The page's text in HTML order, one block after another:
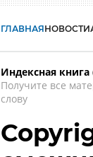
ГЛАВНАЯНОВОСТИ
Индексная книга
Получите все
слову